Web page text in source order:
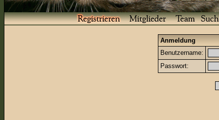
Anmeldung
Benutzername:
Passwort: